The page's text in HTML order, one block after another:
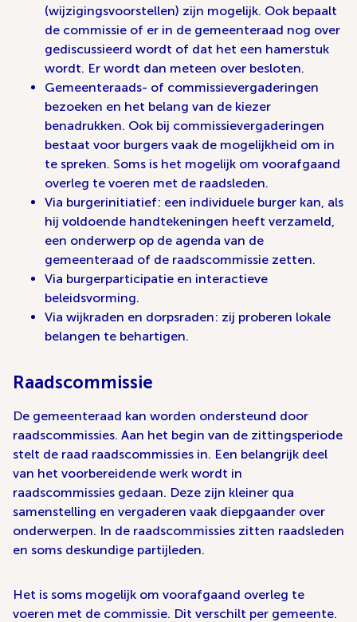
(wijzigingsvoorstellen) zijn mogelijk. Ook bepaalt
de commissie of er in de gemeenteraad nog over
gediscussieerd wordt of dat het een hamerstuk
wordt. Er wordt dan meteen over besloten.
Gemeenteraads- of commissievergaderingen
bezoeken en het belang van de kiezer
benadrukken. Ook bij commissievergaderingen
bestaat voor burgers vaak de mogelijkheid om in
te spreken. Soms is het mogelijk om voorafgaand
overleg te voeren met de raadsleden.
Via burgerinitiatief: een individuele burger kan, als
hij voldoende handtekeningen heeft verzameld,
een onderwerp op de agenda van de
gemeenteraad of de raadscommissie zetten.
Via burgerparticipatie en interactieve
beleidsvorming.
Via wijkraden en dorpsraden: zij proberen lokale
belangen te behartigen.
Raadscommissie
De gemeenteraad kan worden ondersteund door
raadscommissies. Aan het begin van de zittingsperiode
stelt de raad raadscommissies in. Een belangrijk deel
van het voorbereidende werk wordt in
raadscommissies gedaan. Deze zijn kleiner qua
samenstelling en vergaderen vaak diepgaander over
onderwerpen. In de raadscommissies zitten raadsleden
en soms deskundige partijleden.
Het is soms mogelijk om voorafgaand overleg te
voeren met de commissie. Dit verschilt per gemeente.